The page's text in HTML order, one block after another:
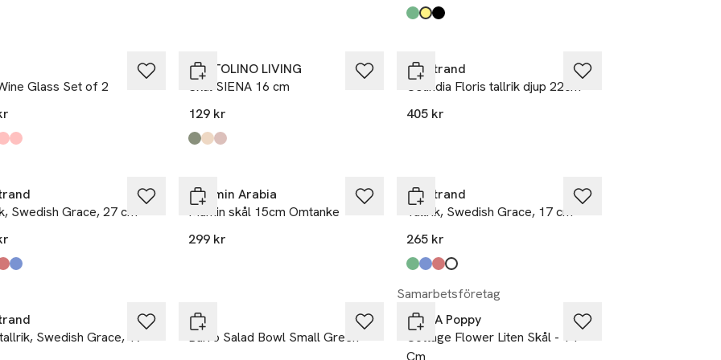
Produkten finns i färgerna:
green,
yellow,
black,
Glass Set of 2
finns i färgerna:
jade light green and jade dark green,
Jade Light Blue
pink and light pink
Yellow
PORTOLINO LIVING
Skål SIENA 16 cm
129 kr
Produkten finns i färgerna:
Green,
Beige,
Pink,
Rörstrand
Ostindia Floris tallrik djup 22cm
405 kr
Swedish Grace, 27 cm
finns i färgerna:
Moomin Arabia
Mumin skål 15cm Omtanke
299 kr
Rörstrand
Tallrik, Swedish Grace, 17 cm
265 kr
Produkten finns i färgerna:
Äng,
Is,
Ros,
Snö,
Swedish Grace, 19
HAY
Barro Salad Bowl Small Green
Samarbetsföretag
Pick A Poppy
Cottage Flower Liten Skål - 14
Cm